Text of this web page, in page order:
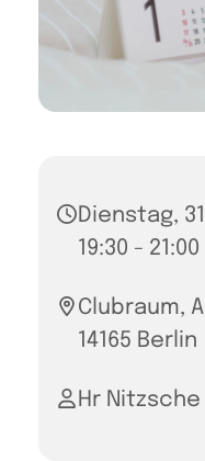
Dienstag,
19:30 -
Clubraum,
14165 Berlin
Hr Nitzsche